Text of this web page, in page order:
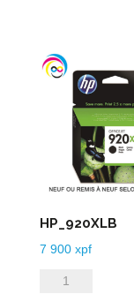
HP_920XLB
7 900 xpf
quantité